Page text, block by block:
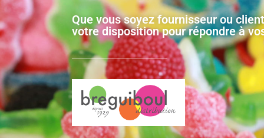
Que vous soyez fournisseur ou
votre disposition pour répondre à